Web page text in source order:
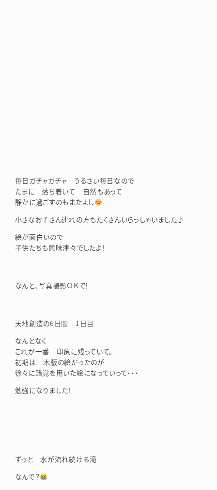
毎日ガチャガチャ うるさい毎日なので
たまに 落ち着いて 自然もあって
静かに過ごすのもまたよし
小さなお子さん連れの方もたくさんいらっしゃいました♪
絵が面白いので
子供たちも興味津々でしたよ！
なんと、写真撮影ＯＫで！
天地創造の6日間 1日目
なんとなく
これが一番 印象に残っていて。
初期は 木版の絵だったのが
徐々に錯覚を用いた絵になっていって・・・
勉強になりました！
ずっと 水が流れ続ける滝
なんで？